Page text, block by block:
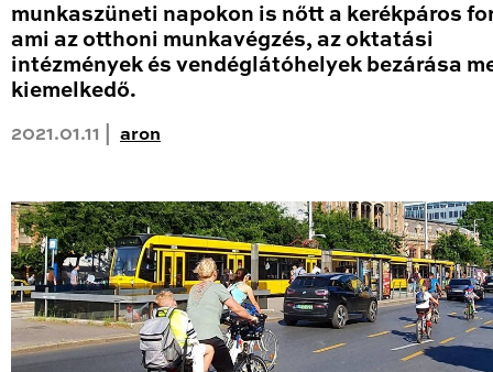
munkaszüneti napokon is nőtt a kerékpáros
ami az otthoni munkavégzés, az oktatási
intézmények és vendéglátóhelyek bezárása
kiemelkedő.
2021.01.11 | aron